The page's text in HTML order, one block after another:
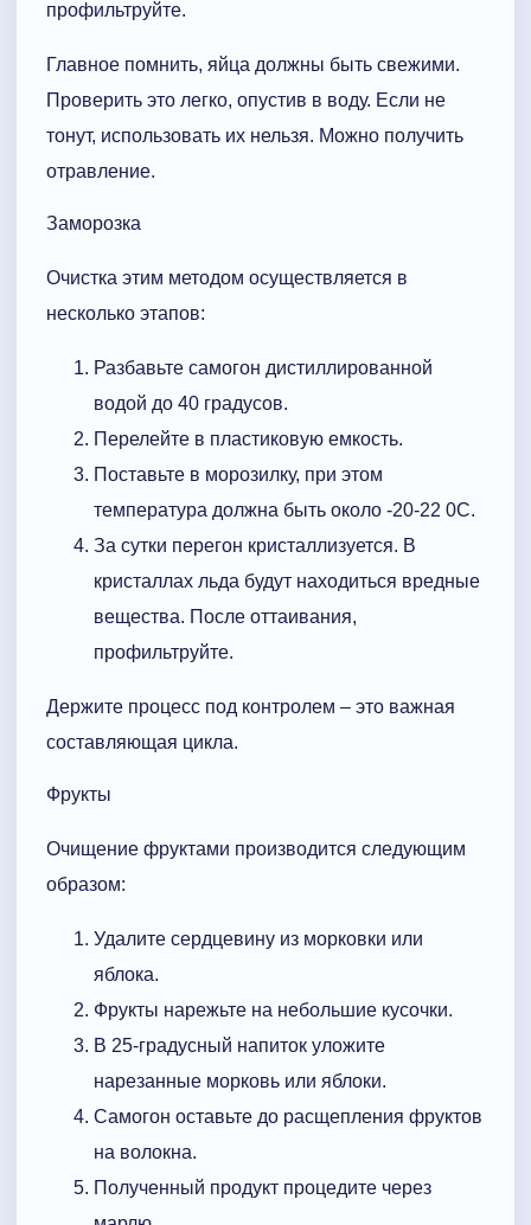
профильтруйте.
Главное помнить, яйца должны быть свежими.
Проверить это легко, опустив в воду. Если не
тонут, использовать их нельзя. Можно получить
отравление.
Заморозка
Очистка этим методом осуществляется в
несколько этапов:
Разбавьте самогон дистиллированной
водой до 40 градусов.
Перелейте в пластиковую емкость.
Поставьте в морозилку, при этом
температура должна быть около -20-22 0С.
За сутки перегон кристаллизуется. В
кристаллах льда будут находиться вредные
вещества. После оттаивания,
профильтруйте.
Держите процесс под контролем – это важная
составляющая цикла.
Фрукты
Очищение фруктами производится следующим
образом:
Удалите сердцевину из морковки или
яблока.
Фрукты нарежьте на небольшие кусочки.
В 25-градусный напиток уложите
нарезанные морковь или яблоки.
Самогон оставьте до расщепления фруктов
на волокна.
Полученный продукт процедите через